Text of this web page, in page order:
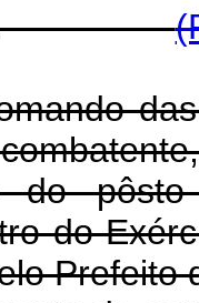
lei.
do
do
Prefeito